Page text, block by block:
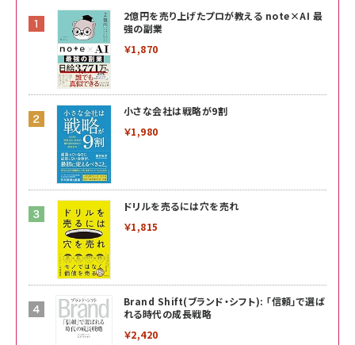
2億円を売り上げたプロが教える note×AI 最
強の副業
￥1,870
小さな会社は戦略が9割
￥1,980
ドリルを売るには穴を売れ
￥1,815
Brand Shift(ブランド・シフト): 「信頼」で選ば
れる時代の成長戦略
￥2,420